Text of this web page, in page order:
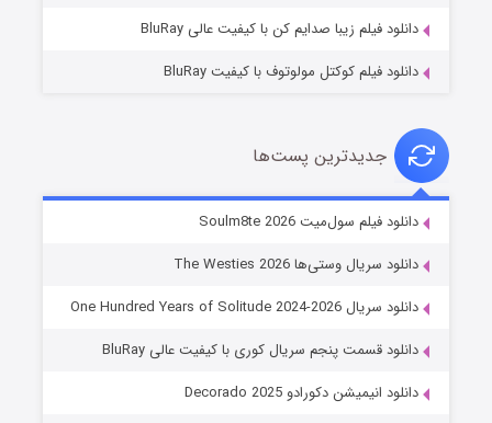
خاندان اژدها فصل ۳
دانلود فیلم زیبا صدایم کن با کیفیت عالی BluRay
دانلود فیلم کوکتل مولوتوف با کیفیت BluRay
جدیدترین پست‌ها
دانلود فیلم سول‌میت Soulm8te 2026
دانلود سریال وستی‌ها The Westies 2026
دانلود سریال One Hundred Years of Solitude 2024-2026
دانلود قسمت پنجم سریال کوری با کیفیت عالی BluRay
دانلود انیمیشن دکورادو Decorado 2025